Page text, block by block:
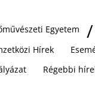
Egyetem
Hírek
Régebbi